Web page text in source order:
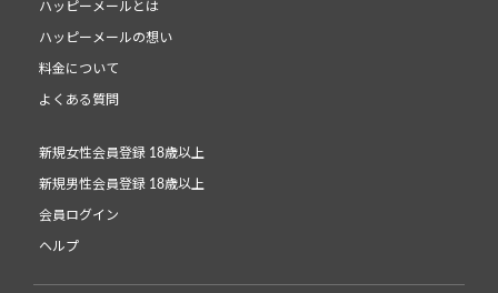
ハッピーメールとは
ハッピーメールの想い
料金について
よくある質問
新規女性会員登録 18歳以上
新規男性会員登録 18歳以上
会員ログイン
ヘルプ